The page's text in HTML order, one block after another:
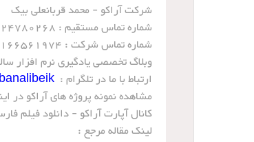
شرکت آراکو - محمد قربانعلی بیک
شماره تماس مستقیم : 09124780268
شماره تماس شرکت : 02166561974-02166129745
وبلاگ تخصصی یادگیری نرم افزار
ارتباط با ما در تلگرام :
مشاهده نمونه پروژه های آراکو در
کانال آپارت آراکو - دانلود فیلم
لینک مقاله مرجع :